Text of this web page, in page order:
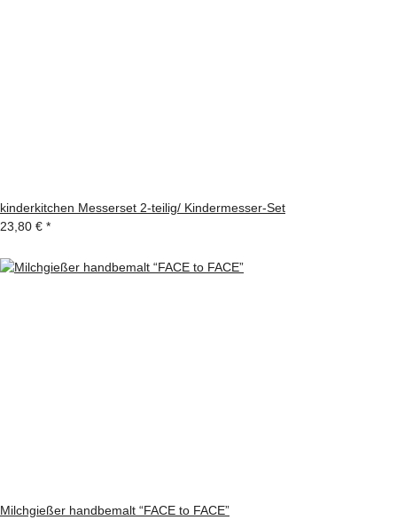
kinderkitchen Messerset 2-teilig/ Kindermesser-Set
23,80 € *
Milchgießer handbemalt “FACE to FACE”